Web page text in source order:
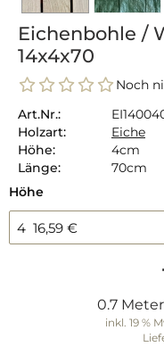
Eichenbohle /
14x4x70
Noch
Art.Nr.:
Holzart:
Eiche
Höhe:
4cm
Länge:
70cm
Höhe
4 16,59 €
0.7
inkl. 19 %